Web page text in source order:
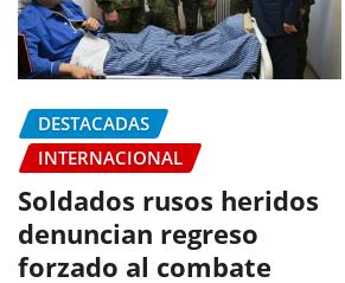
DESTACADAS
INTERNACIONAL
Soldados rusos heridos
denuncian regreso
forzado al combate